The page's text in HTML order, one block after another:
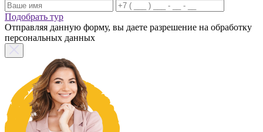
Подобрать тур
Отправляя данную форму, вы даете разрешение на обработку
персональных данных